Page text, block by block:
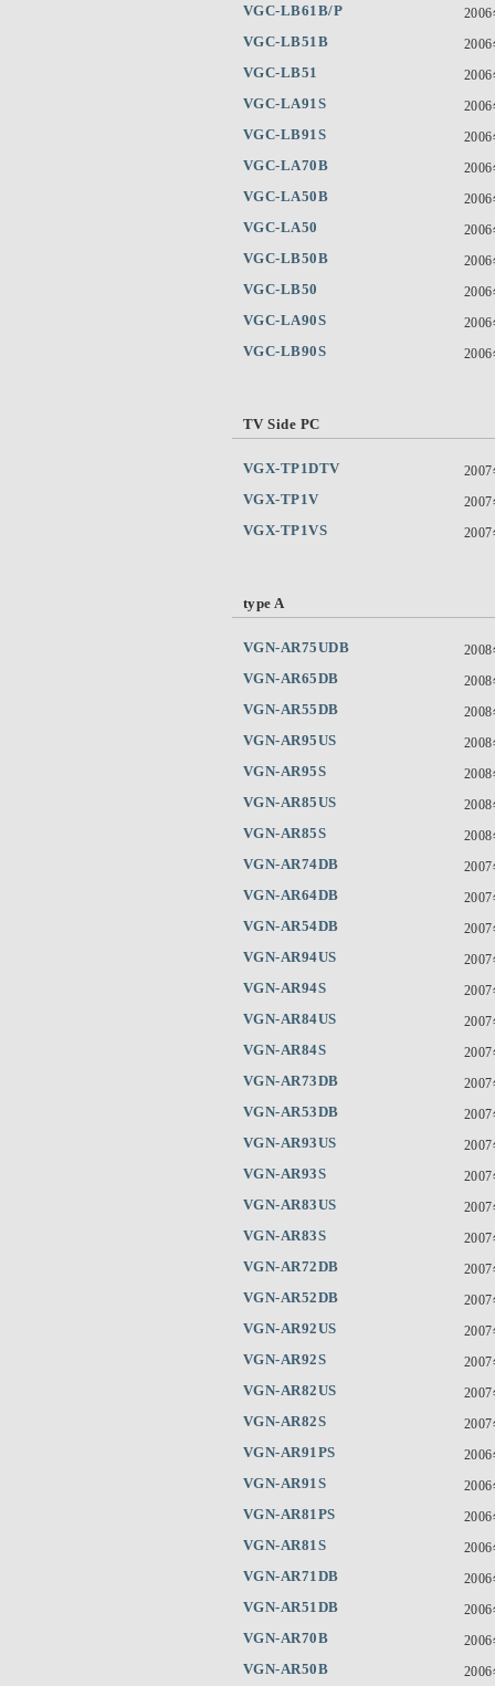
VGC-LB61B/P
VGC-LB51B
VGC-LB51
VGC-LA91S
VGC-LB91S
VGC-LA70B
VGC-LA50B
VGC-LA50
VGC-LB50B
VGC-LB50
VGC-LA90S
VGC-LB90S
TV Side PC
VGX-TP1DTV
VGX-TP1V
VGX-TP1VS
type A
VGN-AR75UDB
VGN-AR65DB
VGN-AR55DB
VGN-AR95US
VGN-AR95S
VGN-AR85US
VGN-AR85S
VGN-AR74DB
VGN-AR64DB
VGN-AR54DB
VGN-AR94US
VGN-AR94S
VGN-AR84US
VGN-AR84S
VGN-AR73DB
VGN-AR53DB
VGN-AR93US
VGN-AR93S
VGN-AR83US
VGN-AR83S
VGN-AR72DB
VGN-AR52DB
VGN-AR92US
VGN-AR92S
VGN-AR82US
VGN-AR82S
VGN-AR91PS
VGN-AR91S
VGN-AR81PS
VGN-AR81S
VGN-AR71DB
VGN-AR51DB
VGN-AR70B
VGN-AR50B